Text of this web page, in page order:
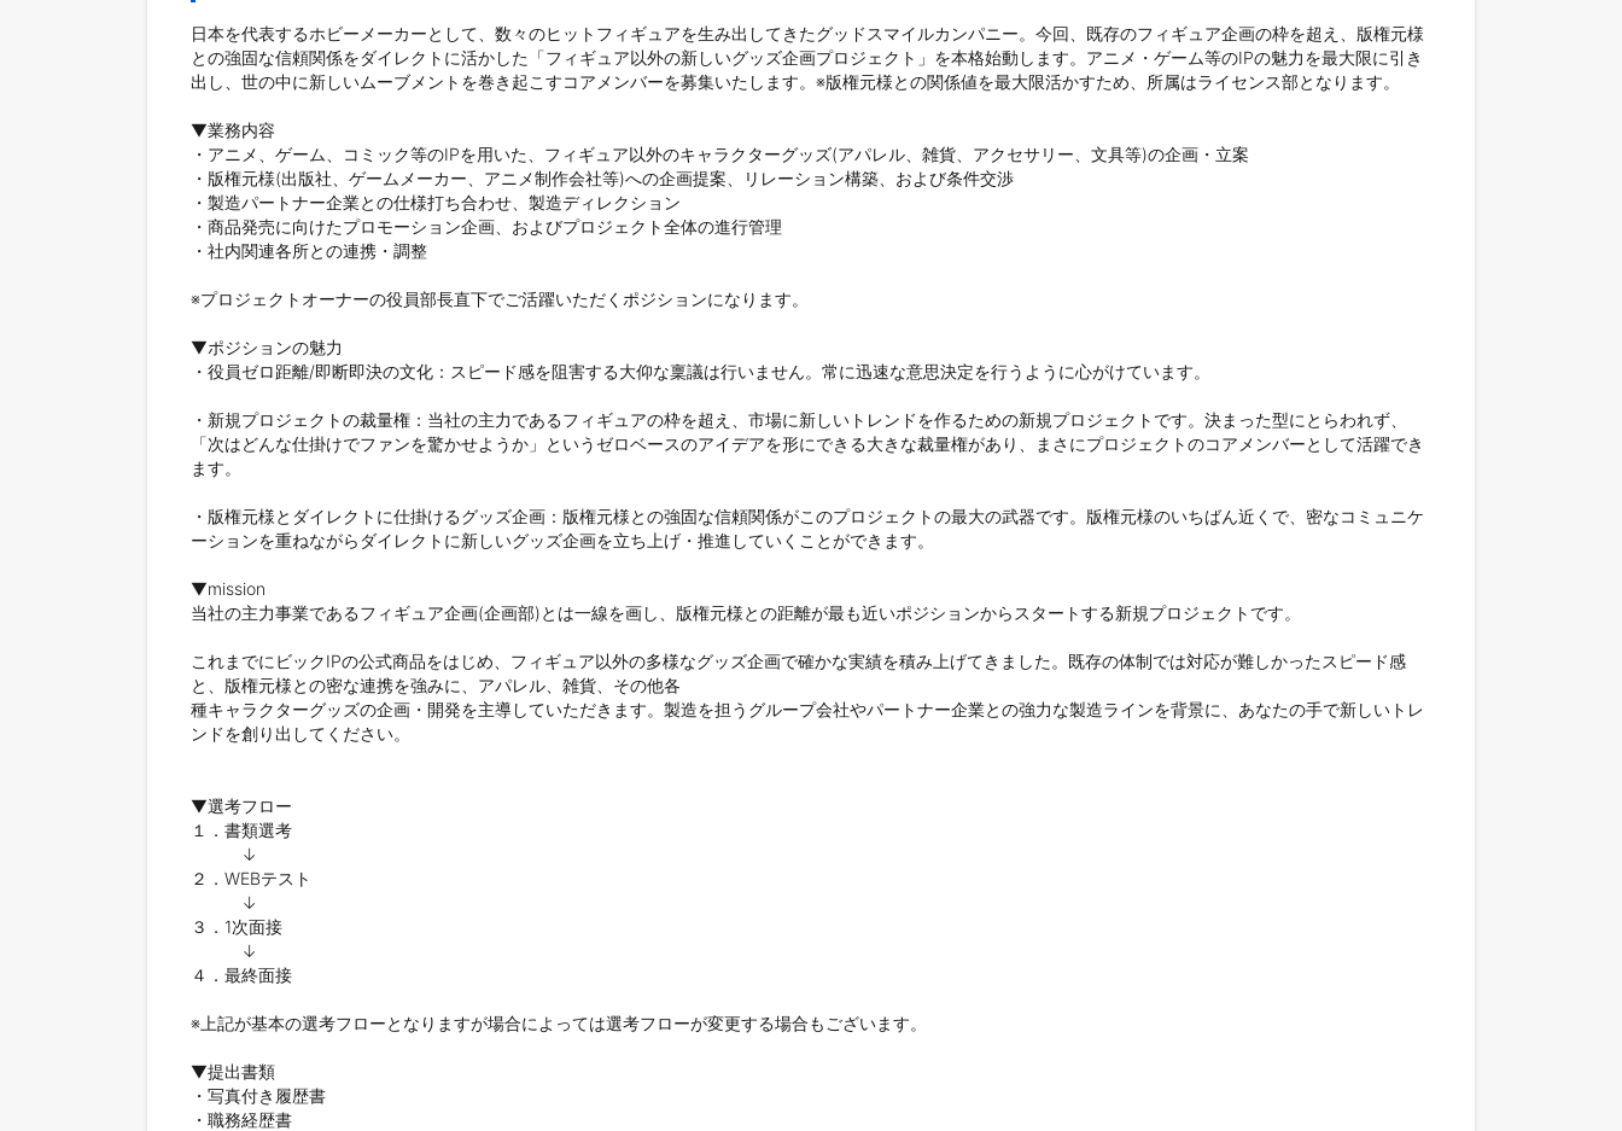
日本を代表するホビーメーカーとして、数々のヒットフィギュアを生み出してきたグッドスマイルカンパニー。今回、既存のフィギュア企画の枠を超え、版権元様
との強固な信頼関係をダイレクトに活かした「フィギュア以外の新しいグッズ企画プロジェクト」を本格始動します。アニメ・ゲーム等のIPの魅力を最大限に引き
出し、世の中に新しいムーブメントを巻き起こすコアメンバーを募集いたします。※版権元様との関係値を最大限活かすため、所属はライセンス部となります。
▼業務内容
・アニメ、ゲーム、コミック等のIPを用いた、フィギュア以外のキャラクターグッズ(アパレル、雑貨、アクセサリー、文具等)の企画・立案
・版権元様(出版社、ゲームメーカー、アニメ制作会社等)への企画提案、リレーション構築、および条件交渉
・製造パートナー企業との仕様打ち合わせ、製造ディレクション
・商品発売に向けたプロモーション企画、およびプロジェクト全体の進行管理
・社内関連各所との連携・調整
※プロジェクトオーナーの役員部長直下でご活躍いただくポジションになります。
▼ポジションの魅力
・役員ゼロ距離/即断即決の文化：スピード感を阻害する大仰な稟議は行いません。常に迅速な意思決定を行うように心がけています。
・新規プロジェクトの裁量権：当社の主力であるフィギュアの枠を超え、市場に新しいトレンドを作るための新規プロジェクトです。決まった型にとらわれず、
「次はどんな仕掛けでファンを驚かせようか」というゼロベースのアイデアを形にできる大きな裁量権があり、まさにプロジェクトのコアメンバーとして活躍でき
ます。
・版権元様とダイレクトに仕掛けるグッズ企画：版権元様との強固な信頼関係がこのプロジェクトの最大の武器です。版権元様のいちばん近くで、密なコミュニケ
ーションを重ねながらダイレクトに新しいグッズ企画を立ち上げ・推進していくことができます。
▼mission
当社の主力事業であるフィギュア企画(企画部)とは一線を画し、版権元様との距離が最も近いポジションからスタートする新規プロジェクトです。
これまでにビックIPの公式商品をはじめ、フィギュア以外の多様なグッズ企画で確かな実績を積み上げてきました。既存の体制では対応が難しかったスピード感
と、版権元様との密な連携を強みに、アパレル、雑貨、その他各
種キャラクターグッズの企画・開発を主導していただきます。製造を担うグループ会社やパートナー企業との強力な製造ラインを背景に、あなたの手で新しいトレ
ンドを創り出してください。
▼選考フロー
１．書類選考
↓
２．WEBテスト
↓
３．1次面接
↓
４．最終面接
※上記が基本の選考フローとなりますが場合によっては選考フローが変更する場合もございます。
▼提出書類
・写真付き履歴書
・職務経歴書